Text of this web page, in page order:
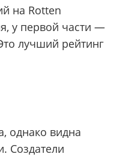
на Rotten
у первой части —
лучший рейтинг
однако видна
Создатели